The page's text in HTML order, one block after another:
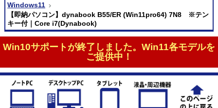
Windows11
【即納パソコン】dynabook B55/ER (Win11pro64) 7N8 ※テン
キー付｜Core i7(Dynabook)
Win10サポートが終了しました。Win11各モデルを
ご提供中！